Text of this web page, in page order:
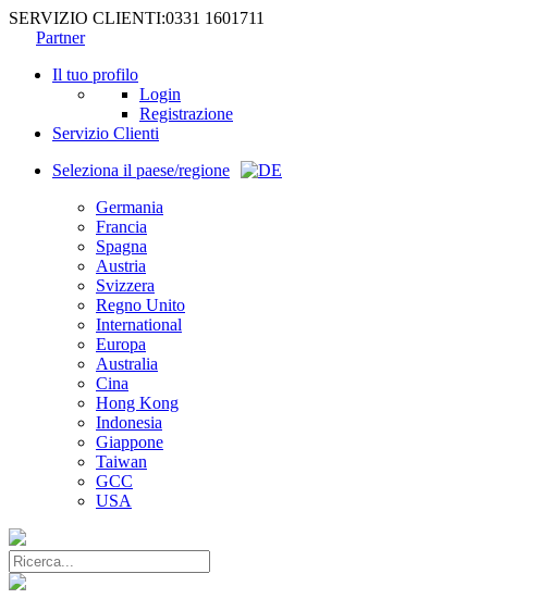
SERVIZIO CLIENTI:0331 1601711
Partner
Il tuo profilo
Login
Registrazione
Servizio Clienti
Seleziona il paese/regione
Germania
Francia
Spagna
Austria
Svizzera
Regno Unito
International
Europa
Australia
Cina
Hong Kong
Indonesia
Giappone
Taiwan
GCC
USA